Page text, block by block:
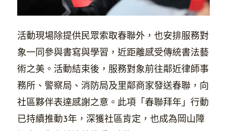
活動現場除提供民眾索取春聯外，也安排服務對
象一同參與書寫與學習，近距離感受傳統書法藝
術之美。活動結束後，服務對象前往鄰近律師事
務所、警察局、消防局及里鄰商家發送春聯，向
社區夥伴表達感謝之意。此項「春聯拜年」行動
已持續推動3年，深獲社區肯定，也成為岡山障